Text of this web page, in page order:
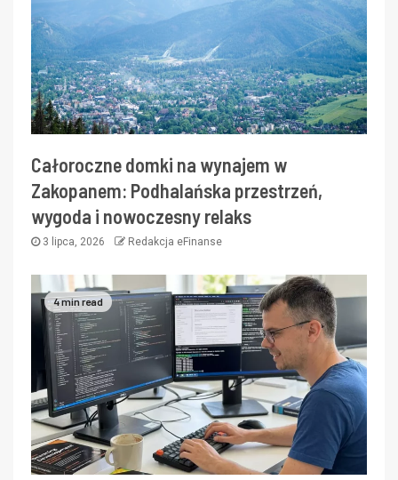
Całoroczne domki na wynajem w
Zakopanem: Podhalańska przestrzeń,
wygoda i nowoczesny relaks
3 lipca, 2026 Redakcja eFinanse
4 min read